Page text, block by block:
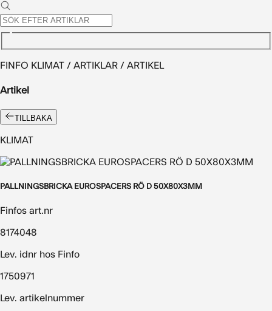
FINFO KLIMAT / ARTIKLAR / ARTIKEL
Artikel
TILLBAKA
KLIMAT
PALLNINGSBRICKA EUROSPACERS RÖ D 50X80X3MM
Finfos art.nr
8174048
Lev. idnr hos Finfo
1750971
Lev. artikelnummer